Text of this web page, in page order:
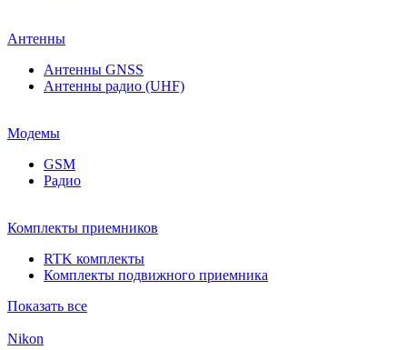
Антенны
Антенны GNSS
Антенны радио (UHF)
Модемы
GSM
Радио
Комплекты приемников
RTK комплекты
Комплекты подвижного приемника
Показать все
Nikon